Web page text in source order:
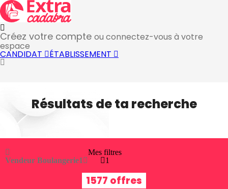
Créez votre compte ou connectez-vous à votre
espace
CANDIDAT ÉTABLISSEMENT
Résultats de ta recherche
Vendeur Boulangerie1
Mes filtres
1
1577 offres